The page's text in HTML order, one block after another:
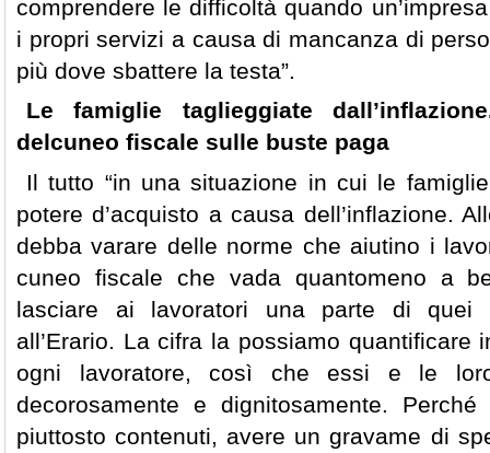
comprendere le difficoltà quando
i propri servizi a causa di mancanza di
più dove sbattere la testa”.
Le famiglie taglieggiate
delcuneo fiscale sulle buste paga
Il tutto “in una situazione in cui le
potere d’acquisto a causa dell’inflazione.
debba varare delle norme che aiutino i
cuneo fiscale che vada quantomeno a
lasciare ai lavoratori una parte di quei
all’Erario. La cifra la possiamo quantificare
ogni lavoratore, così che essi e le
decorosamente e dignitosamente.
piuttosto contenuti, avere un gravame di